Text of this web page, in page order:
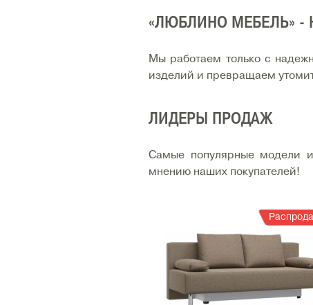
«ЛЮБЛИНО МЕБЕЛЬ» -
Мы работаем только с
изделий и превращаем
ЛИДЕРЫ ПРОДАЖ
Самые популярные модели
мнению наших покупателей!